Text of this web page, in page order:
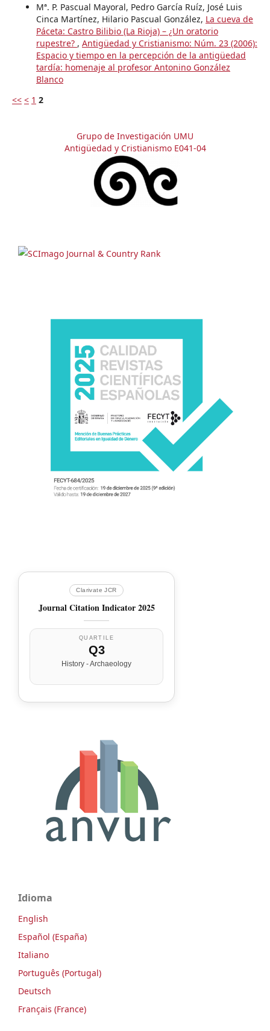
Mª. P. Pascual Mayoral, Pedro García Ruíz, José Luis
Cinca Martínez, Hilario Pascual González, La cueva de
Páceta: Castro Bilibio (La Rioja) – ¿Un oratorio
rupestre? , Antigüedad y Cristianismo: Núm. 23 (2006):
Espacio y tiempo en la percepción de la antigüedad
tardía: homenaje al profesor Antonino González
Blanco
<< < 1 2
Grupo de Investigación UMU
Antigüedad y Cristianismo E041-04
Clarivate JCR
Journal Citation Indicator 2025
QUARTILE
Q3
History - Archaeology
Idioma
English
Español (España)
Italiano
Português (Portugal)
Deutsch
Français (France)